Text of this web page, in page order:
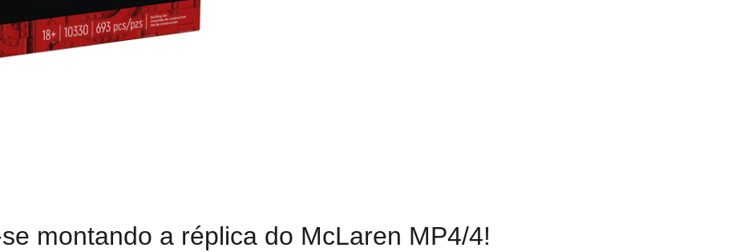
montando a réplica do McLaren MP4/4!